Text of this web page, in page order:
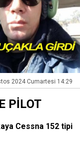
2024 Cumartesi 14:29
PİLOT
Cessna 152 tipi